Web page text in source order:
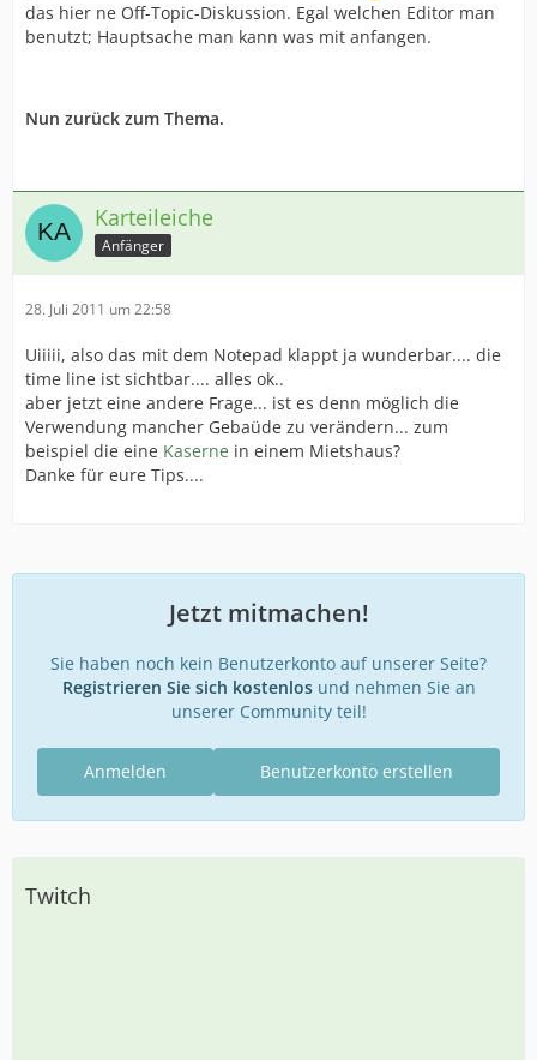
das hier ne Off-Topic-Diskussion. Egal welchen Editor man
benutzt; Hauptsache man kann was mit anfangen.
Nun zurück zum Thema.
Karteileiche
Anfänger
28. Juli 2011 um 22:58
Uiiiii, also das mit dem Notepad klappt ja wunderbar.... die
time line ist sichtbar.... alles ok..
aber jetzt eine andere Frage... ist es denn möglich die
Verwendung mancher Gebaüde zu verändern... zum
beispiel die eine Kaserne in einem Mietshaus?
Danke für eure Tips....
Jetzt mitmachen!
Sie haben noch kein Benutzerkonto auf unserer Seite?
Registrieren Sie sich kostenlosund nehmen Sie an
unserer Community teil!
Benutzerkonto erstellen
Anmelden
Twitch